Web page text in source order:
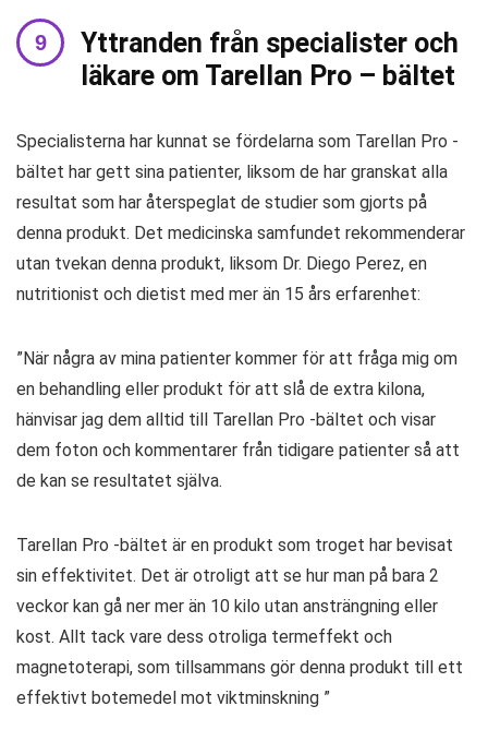
Yttranden från specialister och
läkare om Tarellan Pro – bältet
Specialisterna har kunnat se fördelarna som Tarellan Pro -
bältet har gett sina patienter, liksom de har granskat alla
resultat som har återspeglat de studier som gjorts på
denna produkt. Det medicinska samfundet rekommenderar
utan tvekan denna produkt, liksom Dr. Diego Perez, en
nutritionist och dietist med mer än 15 års erfarenhet:
”När några av mina patienter kommer för att fråga mig om
en behandling eller produkt för att slå de extra kilona, ​​
hänvisar jag dem alltid till Tarellan Pro -bältet och visar
dem foton och kommentarer från tidigare patienter så att
de kan se resultatet själva.
Tarellan Pro -bältet är en produkt som troget har bevisat
sin effektivitet. Det är otroligt att se hur man på bara 2
veckor kan gå ner mer än 10 kilo utan ansträngning eller
kost. Allt tack vare dess otroliga termeffekt och
magnetoterapi, som tillsammans gör denna produkt till ett
effektivt botemedel mot viktminskning ”